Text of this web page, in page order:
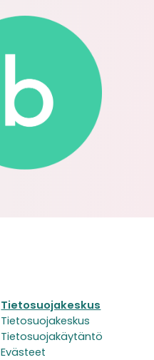
Tietosuojakeskus
Tietosuojakeskus
Tietosuojakäytäntö
Evästeet